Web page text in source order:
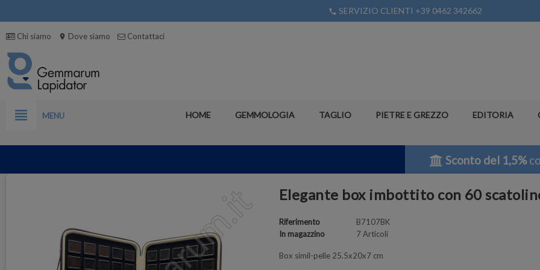
phone SERVIZIO CLIENTI +39 0462 342662
Chi siamo location_on Dove siamo Contattaci
view_headline MENU HOME GEMMOLOGIA TAGLIO PIETRE E GREZZO EDITORIA
Sconto del 1,5%
Elegante box imbottito con 60
Riferimento
B7107BK
In magazzino
7 Articoli
Box simil-pelle 25.5x20x7 cm